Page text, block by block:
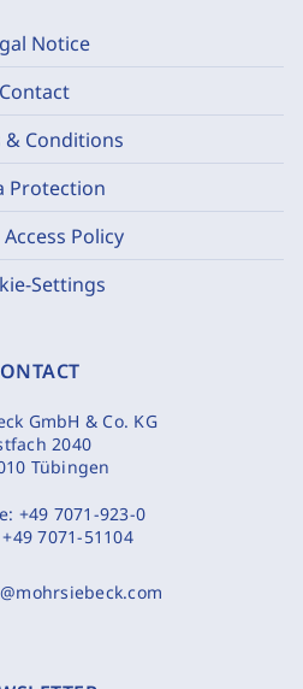
Notice
Contact
& Conditions
Protection
Policy
Settings
GmbH & Co. KG
2040
Tübingen
+49 7071-923-0
+49 7071-51104